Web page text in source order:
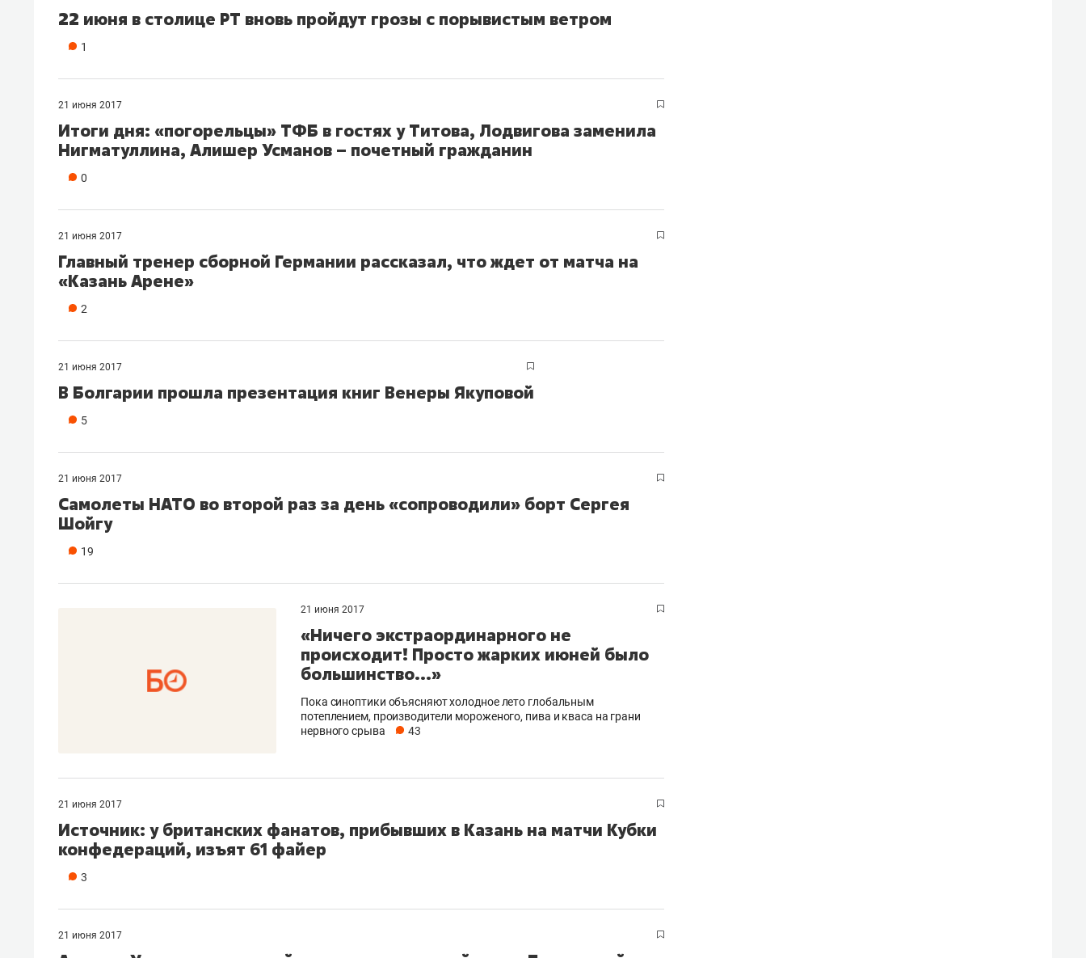
22 июня в столице РТ вновь пройдут грозы с порывистым ветром
1
21 июня 2017
Итоги дня: «погорельцы» ТФБ в гостях у Титова, Лодвигова заменила
Нигматуллина, Алишер Усманов – почетный гражданин
0
21 июня 2017
Главный тренер сборной Германии рассказал, что ждет от матча на
«Казань Арене»
2
21 июня 2017
В Болгарии прошла презентация книг Венеры Якуповой
5
21 июня 2017
Самолеты НАТО во второй раз за день «сопроводили» борт Сергея
Шойгу
19
21 июня 2017
«Ничего экстраординарного не
происходит! Просто жарких июней было
большинство...»
Пока синоптики объясняют холодное лето глобальным
потеплением, производители мороженого, пива и кваса на грани
нервного срыва
43
21 июня 2017
Источник: у британских фанатов, прибывших в Казань на матчи Кубки
конфедераций, изъят 61 файер
3
21 июня 2017